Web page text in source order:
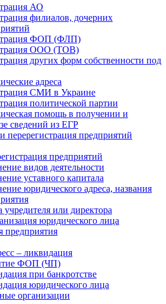
АО
филиалов, дочерних
ФОП (ФЛП)
ООО (ТОВ)
других форм собственности под
адреса
СМИ в Украине
политической партии
помощь в получении и
сведений из ЕГР
перерегистрация предприятий
предприятий
видов деятельности
уставного капитала
юридического адреса, названия
учредителя или директора
юридического лица
предприятия
– ликвидация
ФОП (ЧП)
при банкротстве
юридического лица
организации